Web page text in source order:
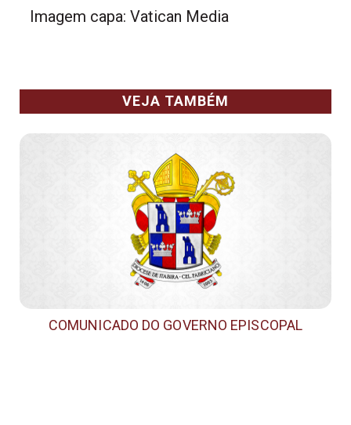
Imagem capa: Vatican Media
VEJA TAMBÉM
COMUNICADO DO GOVERNO EPISCOPAL